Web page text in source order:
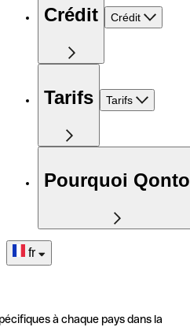
Crédit Crédit
Tarifs Tarifs
Pourquoi Qonto
fr
à chaque pays dans la